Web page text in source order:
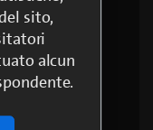
login
sito,
alcun